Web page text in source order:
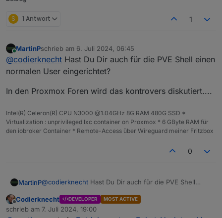
S 1 Antwort 1
Online
MartinPschrieb am 6. Juli 2024, 06:45
zuletzt editiert von
@codierknecht Hast Du Dir auch für die PVE Shell einen
normalen User eingerichtet?
In den Proxmox Foren wird das kontrovers diskutiert....
Intel(R) Celeron(R) CPU N3000 @1.04GHz 8G RAM 480G SSD *
Virtualization : unprivileged lxc container on Proxmox * 6 GByte RAM für
den iobroker Container * Remote-Access über Wireguard meiner Fritzbox
0
MartinP@codierknecht Hast Du Dir auch für die PVE Shell
In den Proxmox Foren wird das kontrovers diskutiert....
Offline
Codierknecht DEVELOPER MOST ACTIVE
schrieb am 7. Juli 2024, 19:00
zuletzt editiert von